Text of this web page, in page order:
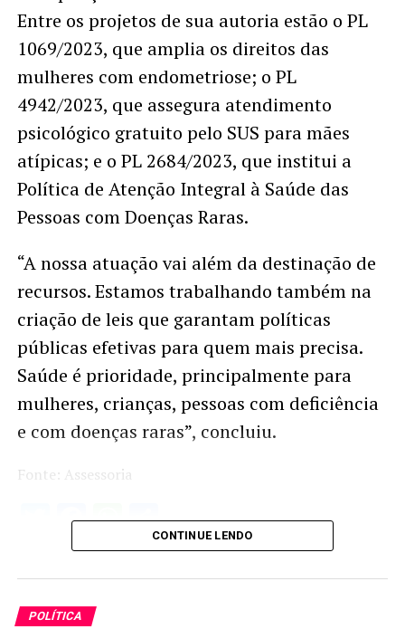
Entre os projetos de sua autoria estão o PL
1069/2023, que amplia os direitos das
mulheres com endometriose; o PL
4942/2023, que assegura atendimento
psicológico gratuito pelo SUS para mães
atípicas; e o PL 2684/2023, que institui a
Política de Atenção Integral à Saúde das
Pessoas com Doenças Raras.
“A nossa atuação vai além da destinação de
recursos. Estamos trabalhando também na
criação de leis que garantam políticas
públicas efetivas para quem mais precisa.
Saúde é prioridade, principalmente para
mulheres, crianças, pessoas com deficiência
e com doenças raras”, concluiu.
Fonte: Assessoria
Twitter
Facebook
WhatsApp
Share
CONTINUE LENDO
POLÍTICA